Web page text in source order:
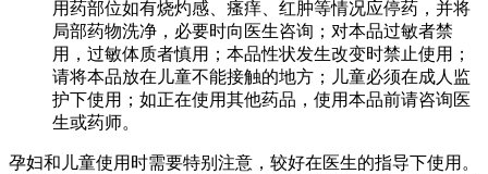
用药部位如有烧灼感、瘙痒、红肿等情况应停药，并将
局部药物洗净，必要时向医生咨询；对本品过敏者禁
用，过敏体质者慎用；本品性状发生改变时禁止使用；
请将本品放在儿童不能接触的地方；儿童必须在成人监
护下使用；如正在使用其他药品，使用本品前请咨询医
生或药师。
孕妇和儿童使用时需要特别注意，较好在医生的指导下使用。